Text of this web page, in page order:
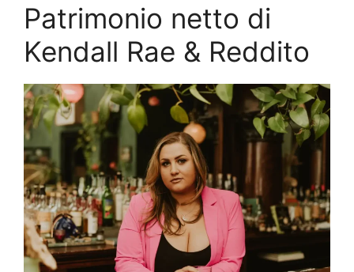
Patrimonio netto di
Kendall Rae & Reddito